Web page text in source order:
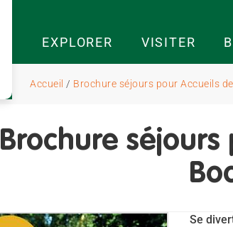
EXPLORER VISITER
Accueil / Brochure séjours pour Accueils
Brochure séjours
Se